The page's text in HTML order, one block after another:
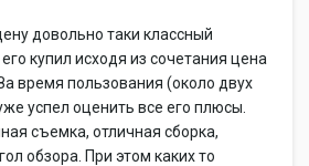
довольно таки классный
купил исходя из сочетания цена
время пользования (около двух
успел оценить все его плюсы.
съемка, отличная сборка,
обзора. При этом каких то